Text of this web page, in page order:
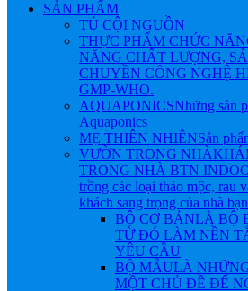
SẢN PHẨM
TỦ CỘI NGUỒN
THỰC PHẨM CHỨC
NĂNG CHẤT LƯỢNG,
CHUYỀN CÔNG NGHỆ
GMP-WHO.
AQUAPONICSNhững sản
Aquaponics
MẸ THIÊN NHIÊNSản
VƯỜN TRONG NHÀ
TRONG NHÀ BTN
trồng các loại thảo mộc, rau
khách sang trọng của nhà
BỘ CƠ BẢNLÀ BỘ
TỪ ĐÓ LÀM NỀN
YÊU CẦU
BỘ MẪULÀ
MỘT CHỦ ĐỀ ĐỂ